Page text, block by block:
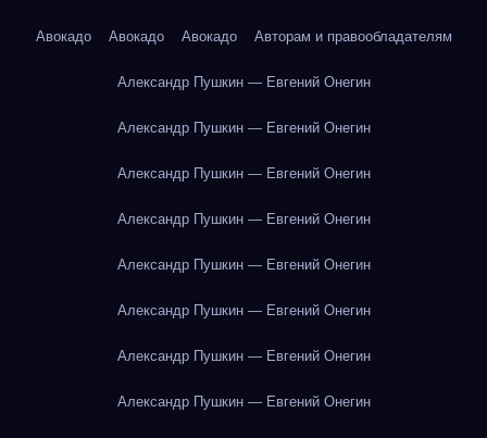
Авокадо Авокадо Авокадо Авторам и правообладателям
Александр Пушкин — Евгений Онегин
Александр Пушкин — Евгений Онегин
Александр Пушкин — Евгений Онегин
Александр Пушкин — Евгений Онегин
Александр Пушкин — Евгений Онегин
Александр Пушкин — Евгений Онегин
Александр Пушкин — Евгений Онегин
Александр Пушкин — Евгений Онегин